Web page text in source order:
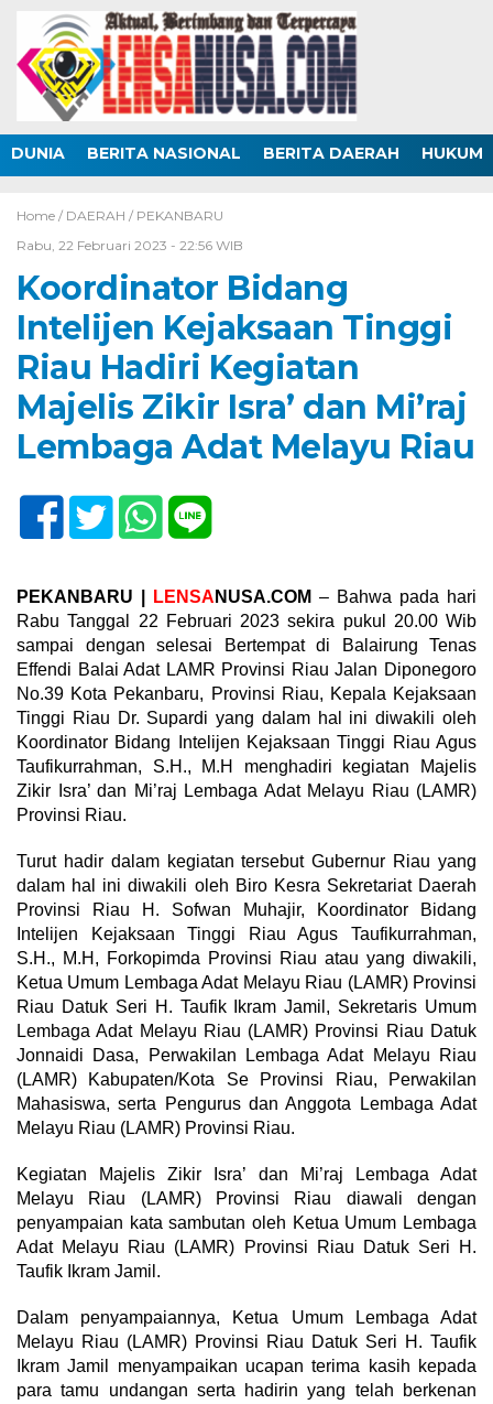
DUNIA BERITA NASIONAL BERITA DAERAH HUKUM
Home / DAERAH / PEKANBARU
Rabu, 22 Februari 2023 - 22:56 WIB
Koordinator Bidang
Intelijen Kejaksaan Tinggi
Riau Hadiri Kegiatan
Majelis Zikir Isra’ dan Mi’raj
Lembaga Adat Melayu Riau
PEKANBARU | LENSA NUSA.COM – Bahwa pada hari
Rabu Tanggal 22 Februari 2023 sekira pukul 20.00 Wib
sampai dengan selesai Bertempat di Balairung Tenas
Effendi Balai Adat LAMR Provinsi Riau Jalan Diponegoro
No.39 Kota Pekanbaru, Provinsi Riau, Kepala Kejaksaan
Tinggi Riau Dr. Supardi yang dalam hal ini diwakili oleh
Koordinator Bidang Intelijen Kejaksaan Tinggi Riau Agus
Taufikurrahman, S.H., M.H menghadiri kegiatan Majelis
Zikir Isra’ dan Mi’raj Lembaga Adat Melayu Riau (LAMR)
Provinsi Riau.
Turut hadir dalam kegiatan tersebut Gubernur Riau yang
dalam hal ini diwakili oleh Biro Kesra Sekretariat Daerah
Provinsi Riau H. Sofwan Muhajir, Koordinator Bidang
Intelijen Kejaksaan Tinggi Riau Agus Taufikurrahman,
S.H., M.H, Forkopimda Provinsi Riau atau yang diwakili,
Ketua Umum Lembaga Adat Melayu Riau (LAMR) Provinsi
Riau Datuk Seri H. Taufik Ikram Jamil, Sekretaris Umum
Lembaga Adat Melayu Riau (LAMR) Provinsi Riau Datuk
Jonnaidi Dasa, Perwakilan Lembaga Adat Melayu Riau
(LAMR) Kabupaten/Kota Se Provinsi Riau, Perwakilan
Mahasiswa, serta Pengurus dan Anggota Lembaga Adat
Melayu Riau (LAMR) Provinsi Riau.
Kegiatan Majelis Zikir Isra’ dan Mi’raj Lembaga Adat
Melayu Riau (LAMR) Provinsi Riau diawali dengan
penyampaian kata sambutan oleh Ketua Umum Lembaga
Adat Melayu Riau (LAMR) Provinsi Riau Datuk Seri H.
Taufik Ikram Jamil.
Dalam penyampaiannya, Ketua Umum Lembaga Adat
Melayu Riau (LAMR) Provinsi Riau Datuk Seri H. Taufik
Ikram Jamil menyampaikan ucapan terima kasih kepada
para tamu undangan serta hadirin yang telah berkenan